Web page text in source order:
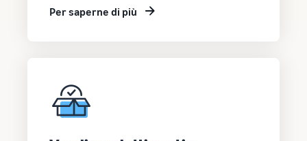
Per saperne di più